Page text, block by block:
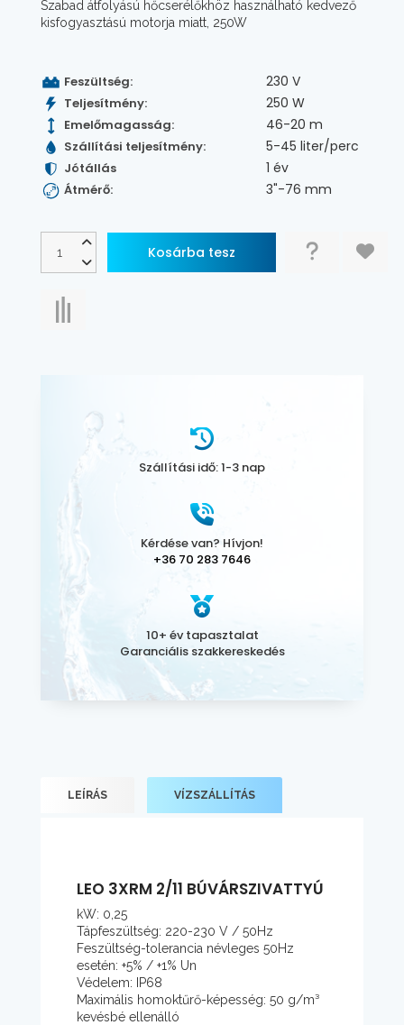
Szabad átfolyású hőcserélőkhöz használható kedvező
kisfogyasztású motorja miatt, 250W
Feszültség: 230 V
Teljesítmény: 250 W
Emelőmagasság: 46-20 m
Szállítási teljesítmény: 5-45 liter/perc
Jótállás 1 év
Átmérő: 3"-76 mm
Szállítási idő: 1-3 nap
Kérdése van? Hívjon!
+36 70 283 7646
10+ év tapasztalat
Garanciális szakkereskedés
LEÍRÁS VÍZSZÁLLÍTÁS
LEO 3XRM 2/11 BÚVÁRSZIVATTYÚ
kW: 0,25
Tápfeszültség: 220-230 V / 50Hz
Feszültség-tolerancia névleges 50Hz
esetén: +5% / +1% Un
Védelem: IP68
Maximális homoktűrő-képesség: 50 g/m³
kevésbé ellenálló